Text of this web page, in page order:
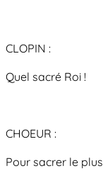
CLOPIN :
Quel sacré Roi !
CHOEUR :
Pour sacrer le